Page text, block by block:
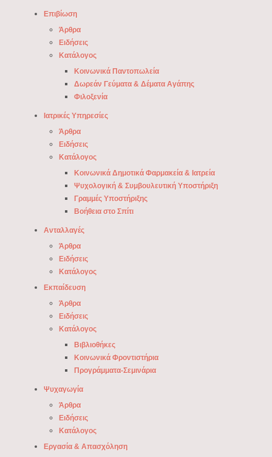
Επιβίωση
Άρθρα
Ειδήσεις
Κατάλογος
Κοινωνικά Παντοπωλεία
Δωρεάν Γεύματα & Δέματα Αγάπης
Φιλοξενία
Ιατρικές Υπηρεσίες
Άρθρα
Ειδήσεις
Κατάλογος
Κοινωνικά Δημοτικά Φαρμακεία & Ιατρεία
Ψυχολογική & Συμβουλευτική Υποστήριξη
Γραμμές Υποστήριξης
Βοήθεια στο Σπίτι
Ανταλλαγές
Άρθρα
Ειδήσεις
Κατάλογος
Εκπαίδευση
Άρθρα
Ειδήσεις
Κατάλογος
Βιβλιοθήκες
Κοινωνικά Φροντιστήρια
Προγράμματα-Σεμινάρια
Ψυχαγωγία
Άρθρα
Ειδήσεις
Κατάλογος
Εργασία & Απασχόληση